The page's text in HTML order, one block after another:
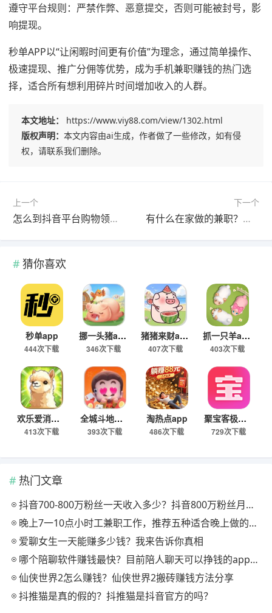
遵守平台规则：严禁作弊、恶意提交，否则可能被封号，影
响提现。
秒单APP以“让闲暇时间更有价值”为理念，通过简单操作、
极速提现、推广分佣等优势，成为手机兼职赚钱的热门选
择，适合所有想利用碎片时间增加收入的人群。
本文地址：
https://www.viy88.com/view/1302.html
版权声明： 本文内容由ai生成，作者做了一些修改，如有侵
权，请联系我们删除。
上一个
怎么到抖音平台购物领优惠券返利？通过这三个软件即可领取
下一个
有什么在家做的兼职？适合在家做的靠谱兼职分享
猜你喜欢
秒单app
444次下载
挪一头猪app
346次下载
猪猪来财app
407次下载
抓一只羊app
403次下载
欢乐爱消消app
413次下载
全城斗地主app
393次下载
淘热点app
486次下载
聚宝客极速版
729次下载
热门文章
抖音700-800万粉丝一天收入多少？抖音800万粉丝月收入多少钱？
晚上7一10点小时工兼职工作，推荐五种适合晚上做的副业项目
爱聊女生一天能赚多少钱？我来告诉你真相
哪个陪聊软件赚钱最快？目前陪人聊天可以挣钱的app推荐
仙侠世界2怎么赚钱？仙侠世界2搬砖赚钱方法分享
抖推猫是真的假的？抖推猫是抖音官方的吗？